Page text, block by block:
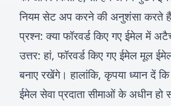
नियम सेट अप करने की अनुशंसा करते
प्रश्न: क्या फॉरवर्ड किए गए ईमेल में
उत्तर: हां, फॉरवर्ड किए गए ईमेल मूल
बनाए रखेंगे। हालांकि, कृपया ध्यान दें
ईमेल सेवा प्रदाता सीमाओं के अधीन हो